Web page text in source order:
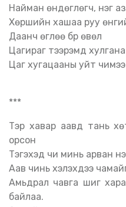
Найман өндөглөгч, нэг
Хөршийн хашаа руу
Даанч өглөө бүр өвөл
Цагираг тээрэмд хулгана
Цаг хугацааны уйт чимээ
***
Тэр хавар аавд тань хөтлүүлээд Зуунмодын эмнэлэг
орсон
Тэгэхэд чи минь арван
Аав чинь хэлэхдээ
Амьдрал чавга шиг
байлаа.